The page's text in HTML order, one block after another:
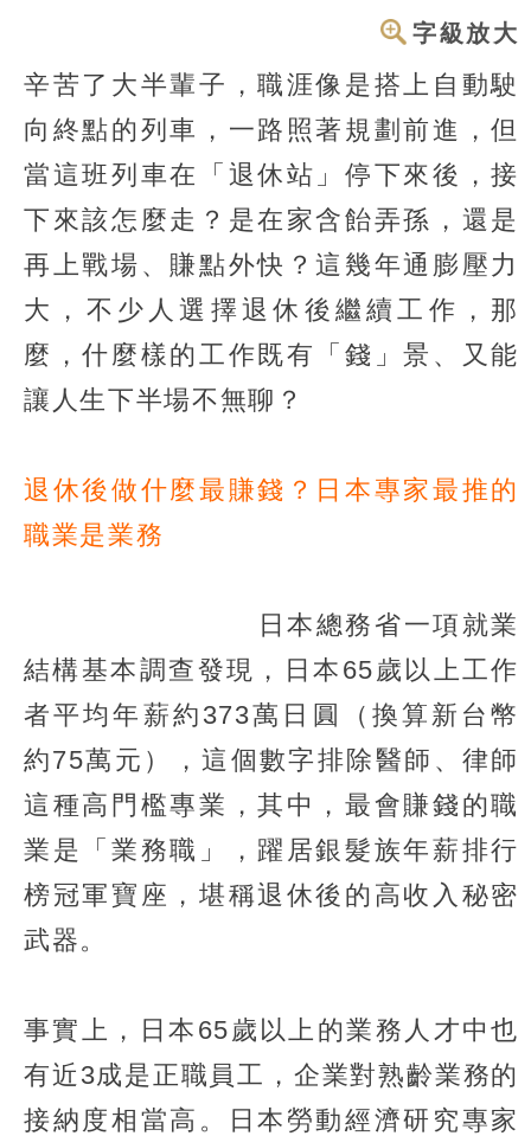
字級放大
辛苦了大半輩子，職涯像是搭上自動駛
向終點的列車，一路照著規劃前進，但
當這班列車在「退休站」停下來後，接
下來該怎麼走？是在家含飴弄孫，還是
再上戰場、賺點外快？這幾年通膨壓力
大，不少人選擇退休後繼續工作，那
麼，什麼樣的工作既有「錢」景、又能
讓人生下半場不無聊？
退休後做什麼最賺錢？日本專家最推的
職業是業務
日本總務省一項就業
結構基本調查發現，日本65歲以上工作
者平均年薪約373萬日圓（換算新台幣
約75萬元），這個數字排除醫師、律師
這種高門檻專業，其中，最會賺錢的職
業是「業務職」，躍居銀髮族年薪排行
榜冠軍寶座，堪稱退休後的高收入秘密
武器。
事實上，日本65歲以上的業務人才中也
有近3成是正職員工，企業對熟齡業務的
接納度相當高。日本勞動經濟研究專家